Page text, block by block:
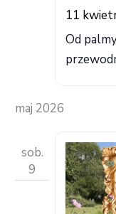
Od
11
maj 2026
sob.
9